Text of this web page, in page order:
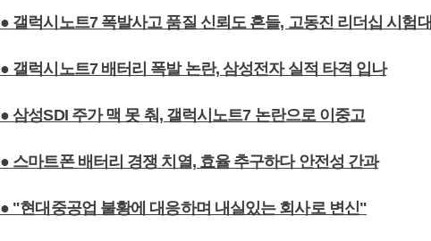
● 갤럭시노트7 폭발사고 품질 신뢰도 흔들, 고동진 리더십 시험대
● 갤럭시노트7 배터리 폭발 논란, 삼성전자 실적 타격 입나
● 삼성SDI 주가 맥 못 춰, 갤럭시노트7 논란으로 이중고
● 스마트폰 배터리 경쟁 치열, 효율 추구하다 안전성 간과
● "현대중공업 불황에 대응하며 내실있는 회사로 변신"